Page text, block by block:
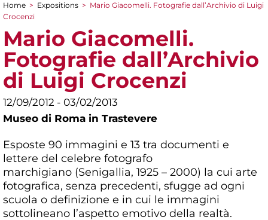
You are here
Home > Expositions > Mario Giacomelli. Fotografie dall’Archivio di Luigi
Crocenzi
Mario Giacomelli.
Fotografie dall’Archivio
di Luigi Crocenzi
12/09/2012 - 03/02/2013
Museo di Roma in Trastevere
Esposte 90 immagini e 13 tra documenti e
lettere del celebre fotografo
marchigiano (Senigallia, 1925 – 2000) la cui arte
fotografica, senza precedenti, sfugge ad ogni
scuola o definizione e in cui le immagini
sottolineano l’aspetto emotivo della realtà.